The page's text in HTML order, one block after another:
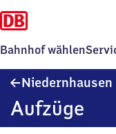
Bahnhof wählen
Niedernhausen
Aufzüge